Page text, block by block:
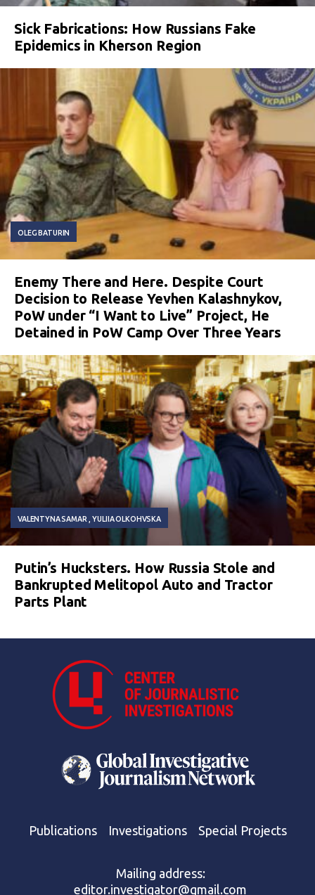
Sick Fabrications: How Russians Fake
Epidemics in Kherson Region
OLEG BATURIN
Enemy There and Here. Despite Court
Decision to Release Yevhen Kalashnykov,
PoW under “I Want to Live” Project, He
Detained in PoW Camp Over Three Years
VALENTYNA SAMAR YULIIA OLKOHVSKA
Putin’s Hucksters. How Russia Stole and
Bankrupted Melitopol Auto and Tractor
Parts Plant
Publications Investigations Special Projects
Mailing address:
editor.investigator@gmail.com